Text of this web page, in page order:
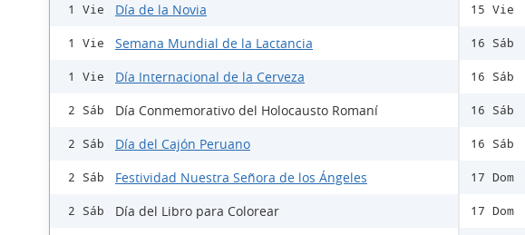
1 Vie Día de la Novia
1 Vie Semana Mundial de la Lactancia
1 Vie Día Internacional de la Cerveza
2 Sáb Día Conmemorativo del Holocausto Romaní
2 Sáb Día del Cajón Peruano
2 Sáb Festividad Nuestra Señora de los Ángeles
2 Sáb Día del Libro para Colorear
15 Vie
16 Sáb
16 Sáb
16 Sáb
16 Sáb
17 Dom
17 Dom